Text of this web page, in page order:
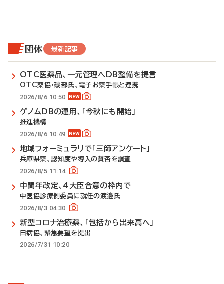
団体 最新記事
OTC医薬品、一元管理へDB整備を提言
OTC薬協・磯部氏、電子お薬手帳と連携
2026/8/6 10:50
ゲノムDBの運用、「今秋にも開始」
推進機構
2026/8/6 10:49
地域フォーミュラリで「三師アンケート」
兵庫県薬、認知度や導入の賛否を調査
2026/8/5 11:14
中間年改定、4大臣合意の枠内で
中医協診療側委員に就任の渡邊氏
2026/8/3 04:30
新型コロナ治療薬、「包括から出来高へ」
日病協、緊急要望を提出
2026/7/31 10:20